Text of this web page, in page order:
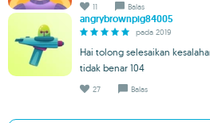
11 Balas
angrybrownpig84005
pada 2019
Hai tolong selesaikan
tidak benar 104
27 Balas